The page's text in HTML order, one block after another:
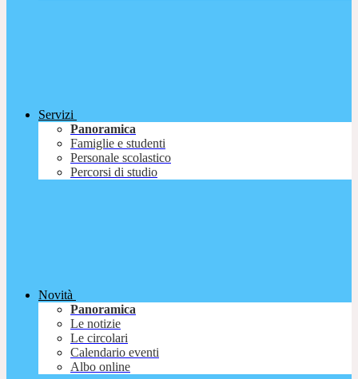
Servizi
Panoramica
Famiglie e studenti
Personale scolastico
Percorsi di studio
Novità
Panoramica
Le notizie
Le circolari
Calendario eventi
Albo online